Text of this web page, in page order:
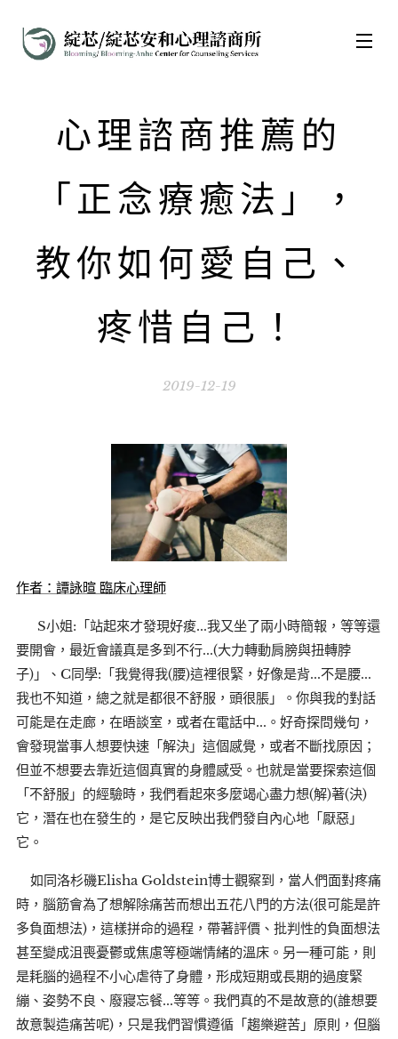
心理諮商推薦的
「正念療癒法」，
教你如何愛自己、
疼惜自己！
2019-12-19
作者：譚詠暄 臨床心理師
S小姐:「站起來才發現好痠...我又坐了兩小時簡報，等等還
要開會，最近會議真是多到不行...(大力轉動肩膀與扭轉脖
子)」、C同學:「我覺得我(腰)這裡很緊，好像是背...不是腰...
我也不知道，總之就是都很不舒服，頭很脹」。你與我的對話
可能是在走廊，在晤談室，或者在電話中...。好奇探問幾句，
會發現當事人想要快速「解決」這個感覺，或者不斷找原因；
但並不想要去靠近這個真實的身體感受。也就是當要探索這個
「不舒服」的經驗時，我們看起來多麼竭心盡力想(解)著(決)
它，潛在也在發生的，是它反映出我們發自內心地「厭惡」
它。
如同洛杉磯Elisha Goldstein博士觀察到，當人們面對疼痛
時，腦筋會為了想解除痛苦而想出五花八門的方法(很可能是許
多負面想法)，這樣拼命的過程，帶著評價、批判性的負面想法
甚至變成沮喪憂鬱或焦慮等極端情緒的溫床。另一種可能，則
是耗腦的過程不小心虐待了身體，形成短期或長期的過度緊
繃、姿勢不良、廢寢忘餐...等等。我們真的不是故意的(誰想要
故意製造痛苦呢)，只是我們習慣遵循「趨樂避苦」原則，但腦